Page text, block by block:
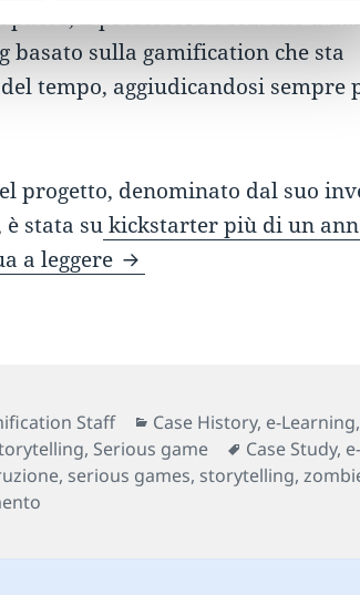
paese, il professore è riuscito a
basato sulla gamification che sta
tempo, aggiudicandosi sempre
progetto, denominato dal suo
è stata sukickstarter più di un
a leggere Zombie-Based
Staff Categorie
Case History, e-Learning,
, Serious game Tag
Case Study,
, serious games, storytelling,